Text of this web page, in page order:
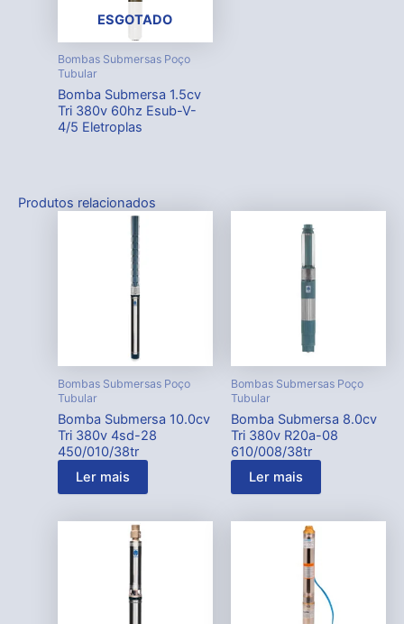
ESGOTADO
Bombas Submersas Poço
Tubular
Bomba Submersa 1.5cv
Tri 380v 60hz Esub-V-
4/5 Eletroplas
Produtos relacionados
Bombas Submersas Poço
Tubular
Bomba Submersa 10.0cv
Tri 380v 4sd-28
450/010/38tr
Ler mais
Bombas Submersas Poço
Tubular
Bomba Submersa 8.0cv
Tri 380v R20a-08
610/008/38tr
Ler mais